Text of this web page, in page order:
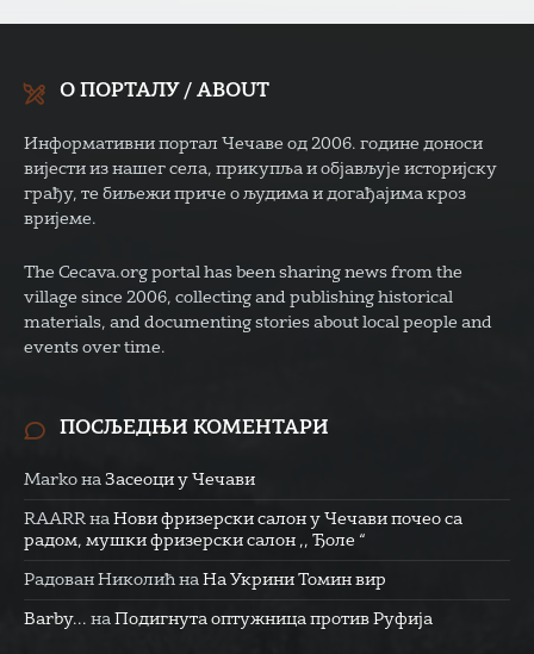
О ПОРТАЛУ / ABOUT
Информативни портал Чечаве од 2006. године доноси
вијести из нашег села, прикупља и објављује историјску
грађу, те биљежи приче о људима и догађајима кроз
вријеме.
The Cecava.org portal has been sharing news from the
village since 2006, collecting and publishing historical
materials, and documenting stories about local people and
events over time.
ПОСЉЕДЊИ КОМЕНТАРИ
Marko на Засеоци у Чечави
RAARR на Нови фризерски салон у Чечави почео са
радом, мушки фризерски салон ,, Ђоле “
Радован Николић на На Укрини Томин вир
Barby... на Подигнута оптужница против Руфија